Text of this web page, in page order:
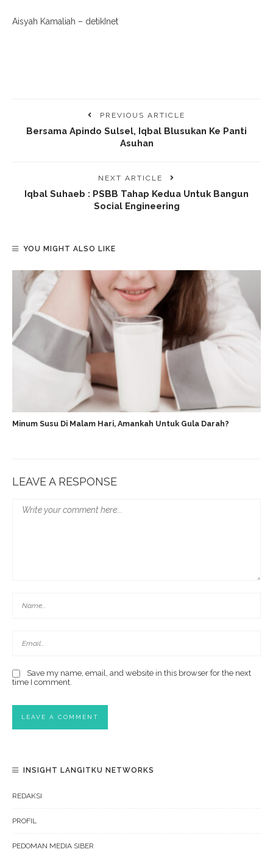
Aisyah Kamaliah – detikInet
PREVIOUS ARTICLE
Bersama Apindo Sulsel, Iqbal Blusukan Ke Panti
Asuhan
NEXT ARTICLE
Iqbal Suhaeb : PSBB Tahap Kedua Untuk Bangun
Social Engineering
YOU MIGHT ALSO LIKE
Minum Susu Di Malam Hari, Amankah Untuk Gula Darah?
LEAVE A RESPONSE
Save my name, email, and website in this browser for the next
time I comment.
INSIGHT LANGITKU NETWORKS
REDAKSI
PROFIL
PEDOMAN MEDIA SIBER